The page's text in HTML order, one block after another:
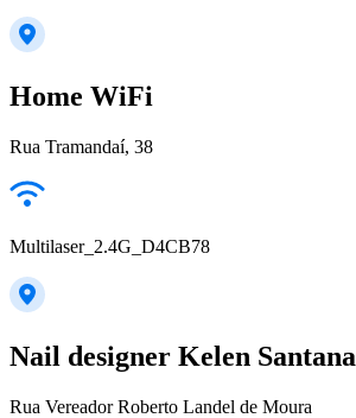
Home WiFi
Rua Tramandaí, 38
Multilaser_2.4G_D4CB78
Nail designer Kelen Santana
Rua Vereador Roberto Landel de Moura